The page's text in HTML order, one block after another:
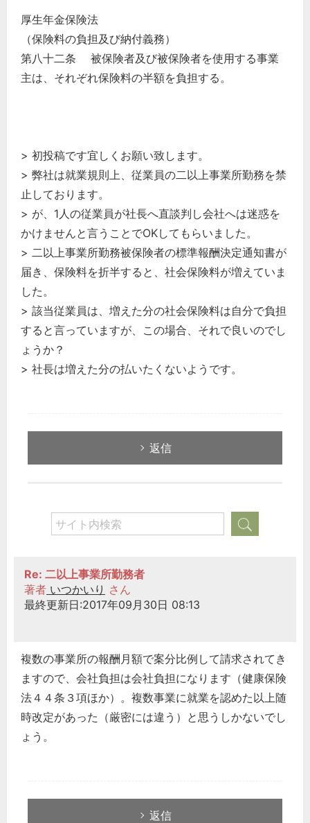
厚生年金保険法
（保険料の負担及び納付義務）
第八十二条 被保険者及び被保険者を使用する事業
主は、それぞれ保険料の半額を負担する。
> 初投稿です宜しくお願い致します。
> 弊社は就業規則上、従業員の二以上事業所勤務を禁
止しております。
> が、1人の従業員が社長へ直談判し会社へは迷惑を
かけませんと言うことでOKしてもらいました。
> 二以上事業所勤務被保険者の標準報酬決定通知書が
届き、保険料を折半すると、社会保険料が増えていま
した。
> 該当従業員は、増えた分の社会保険料は自分で負担
すると言っていますが、この場合、それで良いのでし
ょうか？
> 社長は増えた分の払いたくないようです。
返信
Re: 二以上事業所勤務者
著者 いつかいり さん
最終更新日:2017年09月30日 08:13
複数の事業所の報酬月額で案分比例して請求されてき
ますので、会社負担は会社負担になります（健康保険
法４４条３項ほか）。複数事業に就業を認めた以上随
時改定があった（厳密には違う）と思うしかないでし
ょう。
返信